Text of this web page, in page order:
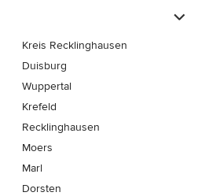
Kreis Recklinghausen
Duisburg
Wuppertal
Krefeld
Recklinghausen
Moers
Marl
Dorsten